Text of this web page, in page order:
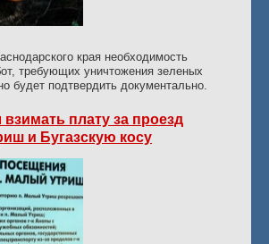
края необходимость
требующих уничтожения зеленых
будет подтвердить документально.
плату за проезд
и Бугазскую косу